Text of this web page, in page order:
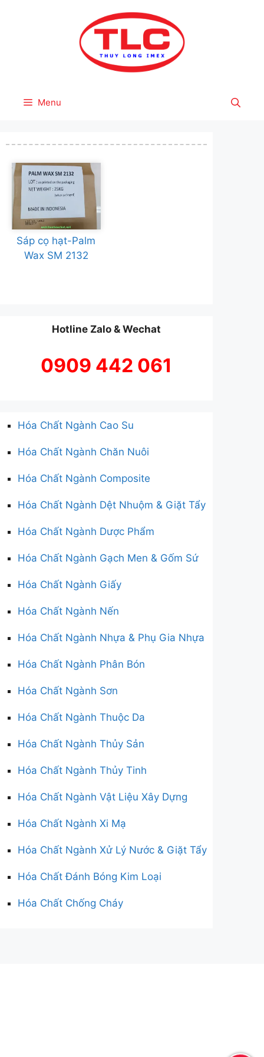
Menu
Sáp cọ hạt-Palm
Wax SM 2132
Hotline Zalo & Wechat
0909 442 061
Hóa Chất Ngành Cao Su
Hóa Chất Ngành Chăn Nuôi
Hóa Chất Ngành Composite
Hóa Chất Ngành Dệt Nhuộm & Giặt Tẩy
Hóa Chất Ngành Dược Phẩm
Hóa Chất Ngành Gạch Men & Gốm Sứ
Hóa Chất Ngành Giấy
Hóa Chất Ngành Nến
Hóa Chất Ngành Nhựa & Phụ Gia Nhựa
Hóa Chất Ngành Phân Bón
Hóa Chất Ngành Sơn
Hóa Chất Ngành Thuộc Da
Hóa Chất Ngành Thủy Sản
Hóa Chất Ngành Thủy Tinh
Hóa Chất Ngành Vật Liệu Xây Dựng
Hóa Chất Ngành Xi Mạ
Hóa Chất Ngành Xử Lý Nước & Giặt Tẩy
Hóa Chất Đánh Bóng Kim Loại
Hóa Chất Chống Cháy